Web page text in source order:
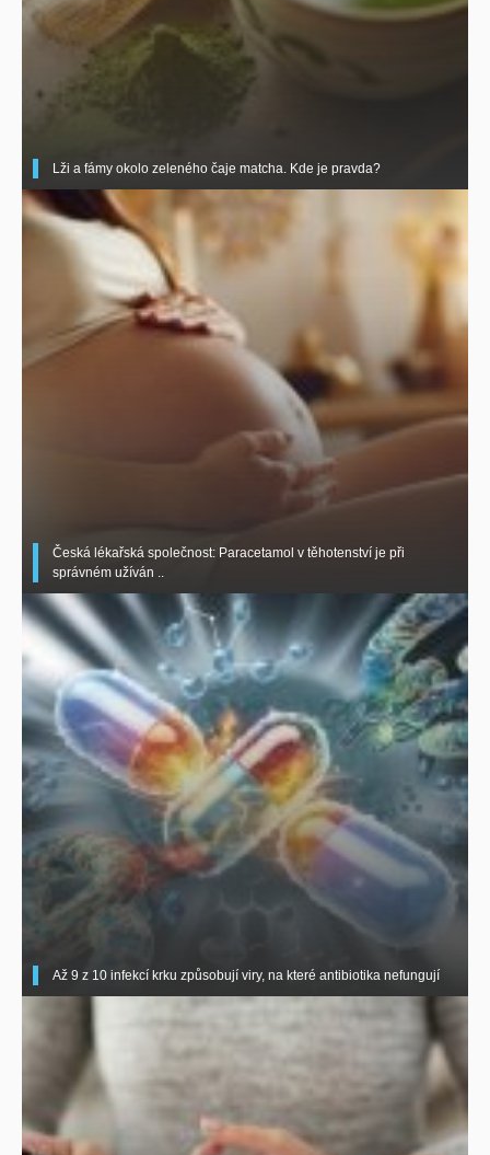
Lži a fámy okolo zeleného čaje matcha. Kde je pravda?
Česká lékařská společnost: Paracetamol v těhotenství je při
správném užíván ..
Až 9 z 10 infekcí krku způsobují viry, na které antibiotika nefungují